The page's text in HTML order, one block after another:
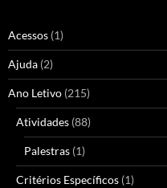
Acessos (1)
Ajuda (2)
Ano Letivo (215)
Atividades (88)
Palestras (1)
Critérios Específicos (1)